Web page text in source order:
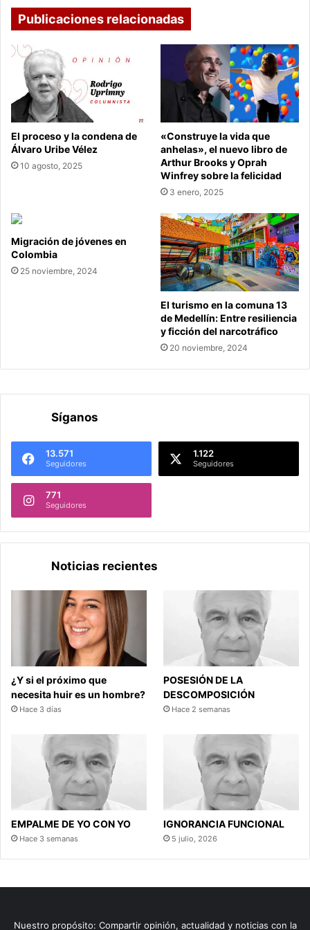
Publicaciones relacionadas
El proceso y la condena de
Álvaro Uribe Vélez
10 agosto, 2025
«Construye la vida que
anhelas», el nuevo libro de
Arthur Brooks y Oprah
Winfrey sobre la felicidad
3 enero, 2025
Migración de jóvenes en
Colombia
25 noviembre, 2024
El turismo en la comuna 13
de Medellín: Entre resiliencia
y ficción del narcotráfico
20 noviembre, 2024
Síganos
13.571
Seguidores
1.122
Seguidores
771
Seguidores
Noticias recientes
¿Y si el próximo que
necesita huir es un hombre?
Hace 3 días
POSESIÓN DE LA
DESCOMPOSICIÓN
Hace 2 semanas
EMPALME DE YO CON YO
Hace 3 semanas
IGNORANCIA FUNCIONAL
5 julio, 2026
Nuestro propósito: Compartir opinión, actualidad y noticias con la